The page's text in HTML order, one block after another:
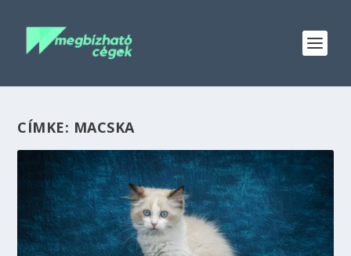
CÍMKE: MACSKA